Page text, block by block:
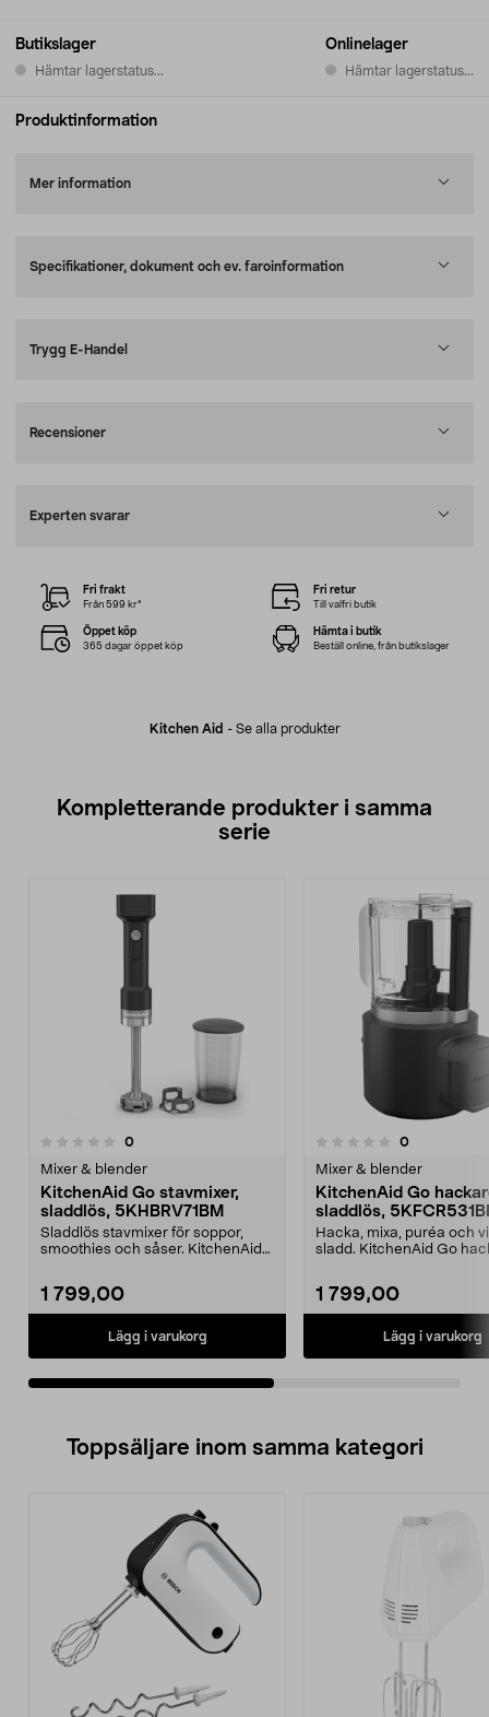
Butikslager
Hämtar lagerstatus...
Onlinelager
Hämtar lagerstatus...
Produktinformation
Mer information
Specifikationer, dokument och ev. faroinformation
Trygg E-Handel
Recensioner
Experten svarar
Kitchen Aid - Se alla produkter
Fri frakt
Från 599 kr*
Fri retur
Till valfri butik
Öppet köp
365 dagar öppet köp
Hämta i butik
Beställ online, från butikslager
Kompletterande produkter i samma
serie
0recensioner
Mixer & blender
KitchenAid Go stavmixer,
sladdlös, 5KHBRV71BM
Sladdlös stavmixer för soppor,
smoothies och såser. KitchenAid
1 799,00
Lägg i varukorg
0.0 av 5 stjärnor 0recensioner
Mixer & blender
KitchenAid Go
sladdlös,
Hacka, mixa, puréa och
sladd. KitchenAid Go
1 799,00
Lägg i varukorg
0.0 av 5 stjärnor
Toppsäljare inom samma kategori